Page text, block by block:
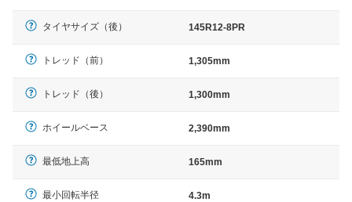
タイヤサイズ（後） 145R12-8PR
トレッド（前） 1,305mm
トレッド（後） 1,300mm
ホイールベース 2,390mm
最低地上高 165mm
最小回転半径 4.3m